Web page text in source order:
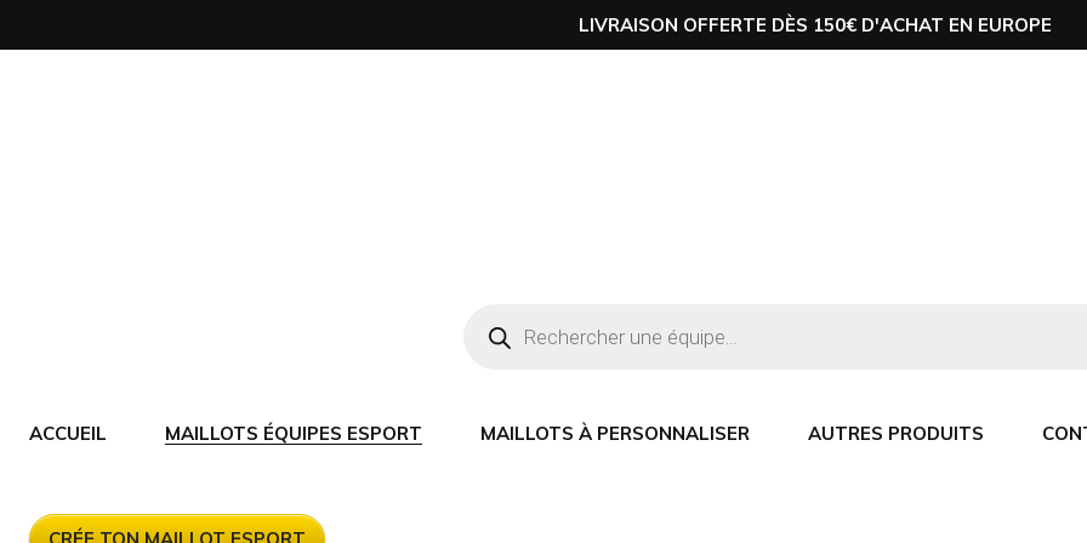
LIVRAISON OFFERTE DÈS 150€ D'ACHAT EN EUROPE
ACCUEIL MAILLOTS ÉQUIPES ESPORT MAILLOTS À PERSONNALISER AUTRES PRODUITS
CRÉE TON MAILLOT ESPORT